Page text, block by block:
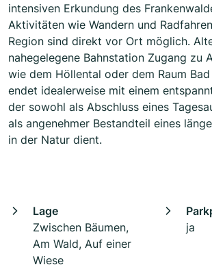
intensiven Erkundung des
Aktivitäten wie Wandern und
Region sind direkt vor Ort möglich.
nahegelegene Bahnstation Zugang zu
wie dem Höllental oder dem Raum
endet idealerweise mit einem
der sowohl als Abschluss eines
als angenehmer Bestandteil eines
in der Natur dient.
Lage
Zwischen Bäumen,
Am Wald, Auf einer
Wiese
ja